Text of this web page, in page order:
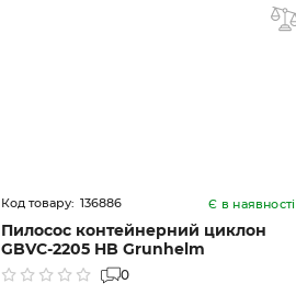
136886 Є в наявності
Пилосос контейнерний циклон
GBVC-2205 HB Grunhelm
0